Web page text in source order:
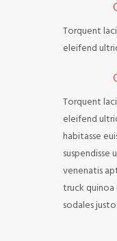
Torquent
eleifend
Torquent
eleifend
habitasse
venenatis
truck quinoa
sodales